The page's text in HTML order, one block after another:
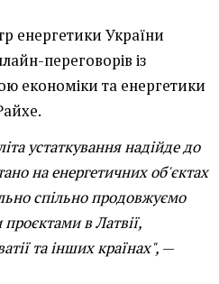
енергетики України
переговорів із
економіки та енергетики
устаткування надійде до
на енергетичних об'єктах
спільно продовжуємо
в Латвії,
та інших країнах", —